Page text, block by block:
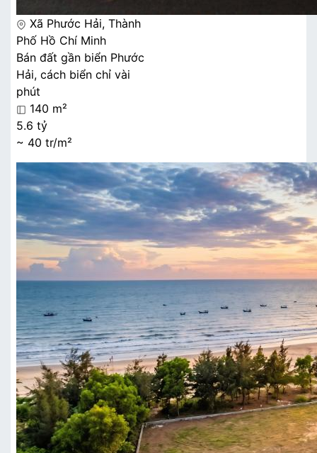
Xã Phước Hải, Thành
Phố Hồ Chí Minh
Bán đất gần biển Phước
Hải, cách biển chỉ vài
phút
140 m²
5.6 tỷ
~ 40 tr/m²